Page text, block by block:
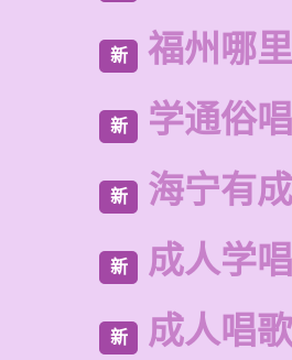
新 福州哪
新 学通俗
新 海宁有
新 成人学
新 成人唱